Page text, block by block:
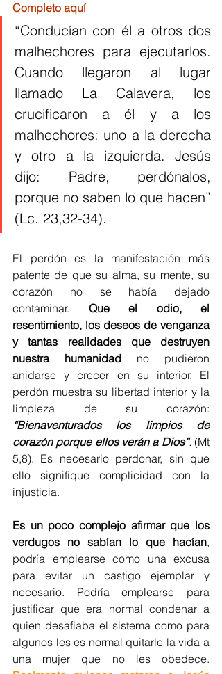
Completo aquí
“Conducían con él a otros dos
malhechores para ejecutarlos.
Cuando llegaron al lugar
llamado La Calavera, los
crucificaron a él y a los
malhechores: uno a la derecha
y otro a la izquierda. Jesús
dijo: Padre, perdónalos,
porque no saben lo que hacen”
(Lc. 23,32-34).
El perdón es la manifestación más
patente de que su alma, su mente, su
corazón no se había dejado
contaminar. Que el odio, el
resentimiento, los deseos de venganza
y tantas realidades que destruyen
nuestra humanidad no pudieron
anidarse y crecer en su interior. El
perdón muestra su libertad interior y la
“Bienaventurados los limpios de
corazón porque ellos verán a Dios”. (Mt
5,8). Es necesario perdonar, sin que
ello signifique complicidad con la
injusticia.
Es un poco complejo afirmar que los
verdugos no sabían lo que hacían,
podría emplearse como una excusa
para evitar un castigo ejemplar y
necesario. Podría emplearse para
justificar que era normal condenar a
quien desafiaba el sistema como para
algunos les es normal quitarle la vida a
una mujer que no les obedece.